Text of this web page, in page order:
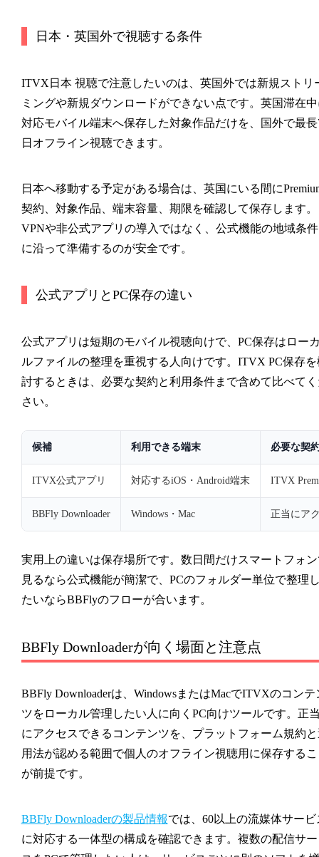
日本・英国外で視聴する条件
ITVX日本 視聴で注意したいのは、英国外では新規ストリ
ミングや新規ダウンロードができない点です。英国滞在
対応モバイル端末へ保存した対象作品だけを、国外で最長
日オフライン視聴できます。
日本へ移動する予定がある場合は、英国にいる間に
契約、対象作品、端末容量、期限を確認して保存します。
VPNや非公式アプリの導入ではなく、公式機能の地域条件
に沿って準備するのが安全です。
公式アプリとPC保存の違い
公式アプリは短期のモバイル視聴向けで、PC保存はロー
ルファイルの整理を重視する人向けです。ITVX PC保存を
討するときは、必要な契約と利用条件まで含めて比べて
さい。
候補 利用できる端末 必要な契
ITVX公式アプリ 対応するiOS・Android端末 ITVX
BBFly Downloader Windows・Mac 正当にア
実用上の違いは保存場所です。数日間だけスマートフォ
見るなら公式機能が簡潔で、PCのフォルダー単位で整理
たいならBBFlyのフローが合います。
BBFly Downloaderが向く場面と注意点
BBFly Downloaderは、WindowsまたはMacでITVXのコンテ
ツをローカル管理したい人に向くPC向けツールです。正
にアクセスできるコンテンツを、プラットフォーム規約
用法が認める範囲で個人のオフライン視聴用に保存する
が前提です。
BBFly Downloaderの製品情報では、60以上の流媒体サービ
に対応する一体型の構成を確認できます。複数の配信サ